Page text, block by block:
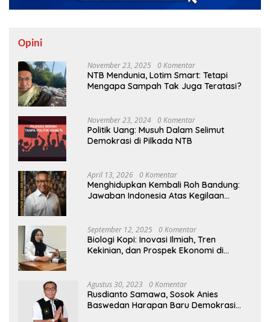
Opini
November 23, 2025 0 Komentar
NTB Mendunia, Lotim Smart: Tetapi
Mengapa Sampah Tak Juga Teratasi?
November 23, 2024 0 Komentar
Politik Uang: Musuh Dalam Selimut
Demokrasi di Pilkada NTB
April 13, 2026 0 Komentar
Menghidupkan Kembali Roh Bandung:
Jawaban Indonesia Atas Kegilaan
September 12, 2025 0 Komentar
Biologi Kopi: Inovasi Ilmiah, Tren
Kekinian, dan Prospek Ekonomi di
Agustus 30, 2023 0 Komentar
Rusdianto Samawa, Sosok Anies
Baswedan Harapan Baru Demokrasi